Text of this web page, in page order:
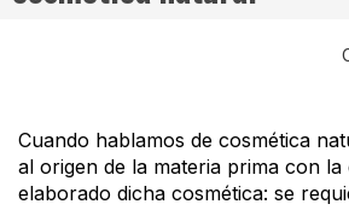
Cuando hablamos de cosmética
al origen de la materia prima con la
elaborado dicha cosmética: se